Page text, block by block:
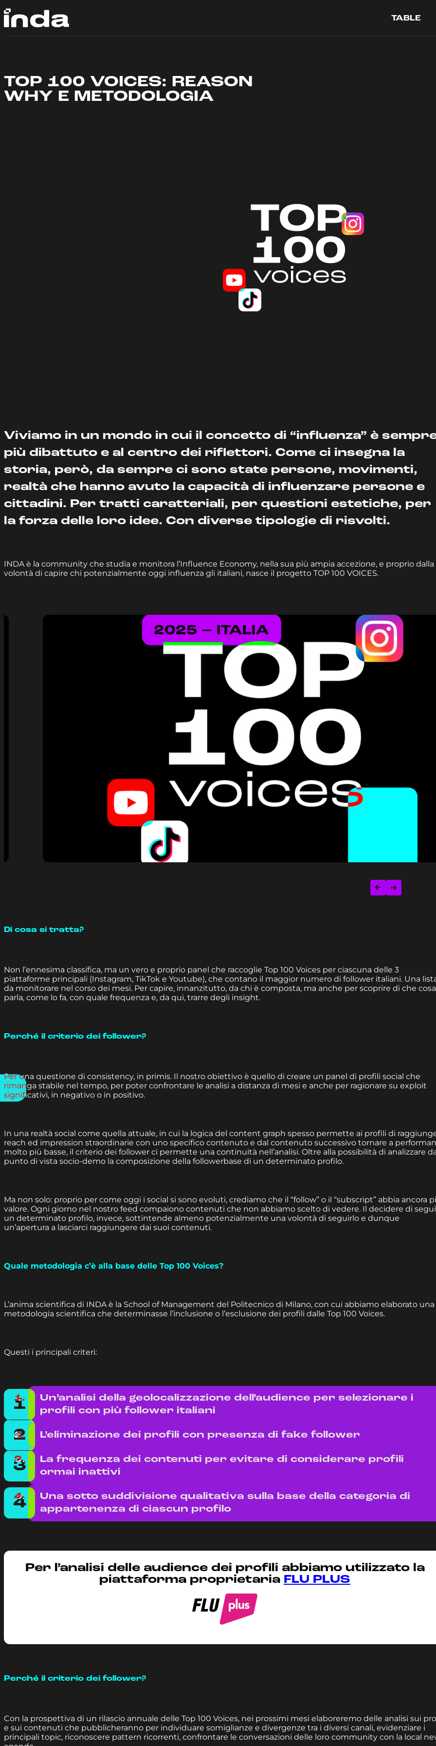
al
contenuto
TABLE
TOP 100 VOICES: REASON
WHY E METODOLOGIA
Viviamo in un mondo in cui il concetto di “influenza” è
più dibattuto e al centro dei riflettori. Come ci insegna la
storia, però, da sempre ci sono state persone, movimenti,
realtà che hanno avuto la capacità di influenzare persone e
cittadini. Per tratti caratteriali, per questioni estetiche, per
la forza delle loro idee. Con diverse tipologie di risvolti.
INDA è la community che studia e monitora l’Influence Economy, nella sua più ampia accezione, e proprio dalla
volontà di capire chi potenzialmente oggi influenza gli italiani, nasce il progetto TOP 100 VOICES.
Di cosa si tratta?
Non l’ennesima classifica, ma un vero e proprio panel che raccoglie Top 100 Voices per ciascuna delle 3
piattaforme principali (Instagram, TikTok e Youtube), che contano il maggior numero di follower italiani. Una
da monitorare nel corso dei mesi. Per capire, innanzitutto, da chi è composta, ma anche per scoprire di che cosa
parla, come lo fa, con quale frequenza e, da qui, trarre degli insight.
Perché il criterio dei follower?
Per una questione di consistency, in primis. Il nostro obiettivo è quello di creare un panel di profili social che
rimanga stabile nel tempo, per poter confrontare le analisi a distanza di mesi e anche per ragionare su exploit
significativi, in negativo o in positivo.
In una realtà social come quella attuale, in cui la logica del content graph spesso permette ai profili di
reach ed impression straordinarie con uno specifico contenuto e dal contenuto successivo tornare a
molto più basse, il criterio dei follower ci permette una continuità nell’analisi. Oltre alla possibilità di analizzare
punto di vista socio-demo la composizione della followerbase di un determinato profilo.
Ma non solo: proprio per come oggi i social si sono evoluti, crediamo che il “follow” o il “subscript” abbia ancora
valore. Ogni giorno nel nostro feed compaiono contenuti che non abbiamo scelto di vedere. Il decidere di
un determinato profilo, invece, sottintende almeno potenzialmente una volontà di seguirlo e dunque
un’apertura a lasciarci raggiungere dai suoi contenuti.
Quale metodologia c’è alla base delle Top 100 Voices?
L’anima scientifica di INDA è la School of Management del Politecnico di Milano, con cui abbiamo elaborato una
metodologia scientifica che determinasse l’inclusione o l’esclusione dei profili dalle Top 100 Voices.
Questi i principali criteri:
Un’analisi della geolocalizzazione dell’audience per selezionare i
profili con più follower italiani
L’eliminazione dei profili con presenza di fake follower
La frequenza dei contenuti per evitare di considerare profili
ormai inattivi
Una sotto suddivisione qualitativa sulla base della categoria di
appartenenza di ciascun profilo
Per l’analisi delle audience dei profili abbiamo utilizzato la
piattaforma proprietaria FLU PLUS
Perché il criterio dei follower?
Con la prospettiva di un rilascio annuale delle Top 100 Voices, nei prossimi mesi elaboreremo delle analisi sui
e sui contenuti che pubblicheranno per individuare somiglianze e divergenze tra i diversi canali, evidenziare i
principali topic, riconoscere pattern ricorrenti, confrontare le conversazioni delle loro community con la local